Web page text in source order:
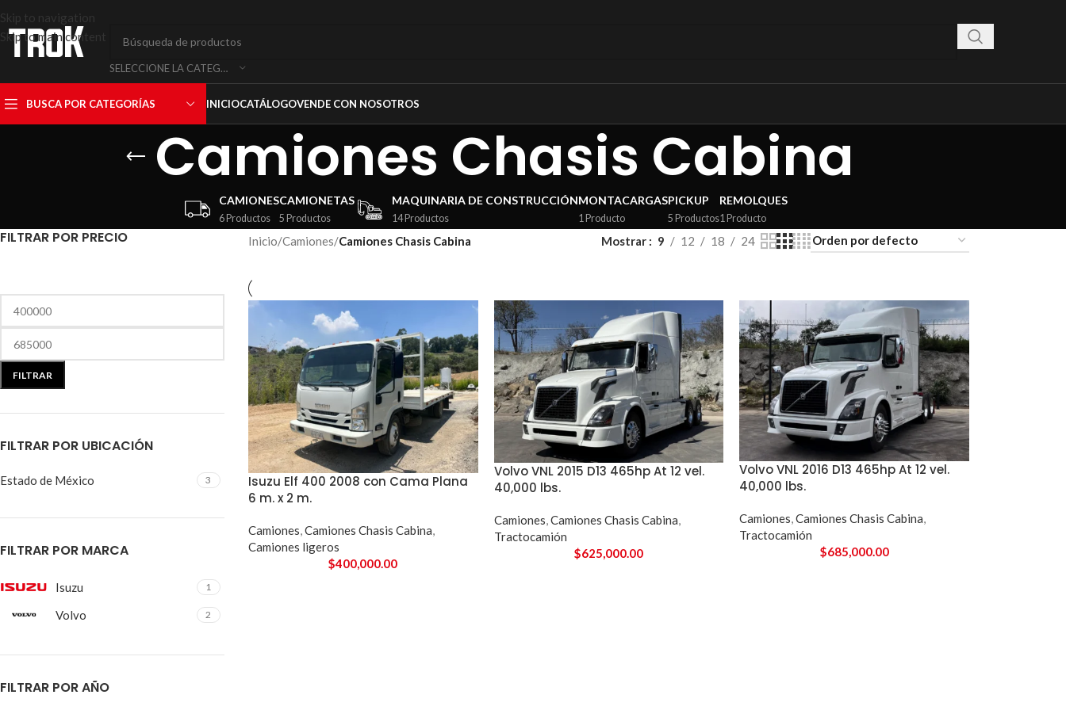
Skip to navigation
Skip to main content
SELECCIONE LA CATEGORÍA
BUSCA POR CATEGORÍAS INICIOCATÁLOGOVENDE CON NOSOTROS
Camiones Chasis Cabina
CAMIONES
6 Productos
CAMIONETAS
5 Productos
MAQUINARIA DE CONSTRUCCIÓN
14 Productos
MONTACARGAS
1 Producto
PICKUP
5 Productos
REMOLQUES
1 Producto
FILTRAR POR PRECIO
FILTRAR
FILTRAR POR UBICACIÓN
Estado de México 3
FILTRAR POR MARCA
Isuzu 1
Volvo 2
FILTRAR POR AÑO
Inicio/Camiones/Camiones Chasis Cabina Mostrar 9 12 18 24
Isuzu Elf 400 2008 con Cama Plana
6 m. x 2 m.
Camiones Camiones Chasis Cabina
Camiones ligeros
$400,000.00
Volvo VNL 2015 D13 465hp At 12 vel.
40,000 lbs.
Camiones,Camiones Chasis Cabina,
Tractocamión
$625,000.00
Volvo VNL 2016 D13 465hp At 12 vel.
40,000 lbs.
Camiones,Camiones Chasis Cabina,
Tractocamión
$685,000.00